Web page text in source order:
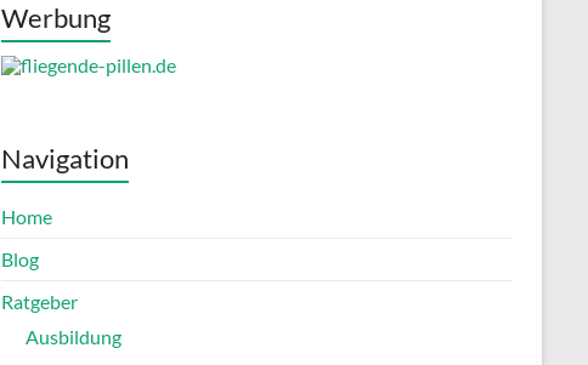
Werbung
Navigation
Home
Blog
Ratgeber
Ausbildung